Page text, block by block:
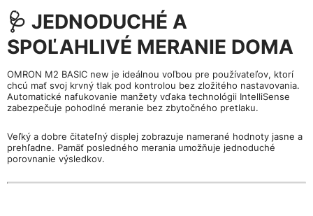
🩺 JEDNODUCHÉ A
SPOĽAHLIVÉ MERANIE DOMA
OMRON M2 BASIC new je ideálnou voľbou pre používateľov, ktorí
chcú mať svoj krvný tlak pod kontrolou bez zložitého nastavovania.
Automatické nafukovanie manžety vďaka technológii IntelliSense
zabezpečuje pohodlné meranie bez zbytočného pretlaku.
Veľký a dobre čitateľný displej zobrazuje namerané hodnoty jasne a
prehľadne. Pamäť posledného merania umožňuje jednoduché
porovnanie výsledkov.